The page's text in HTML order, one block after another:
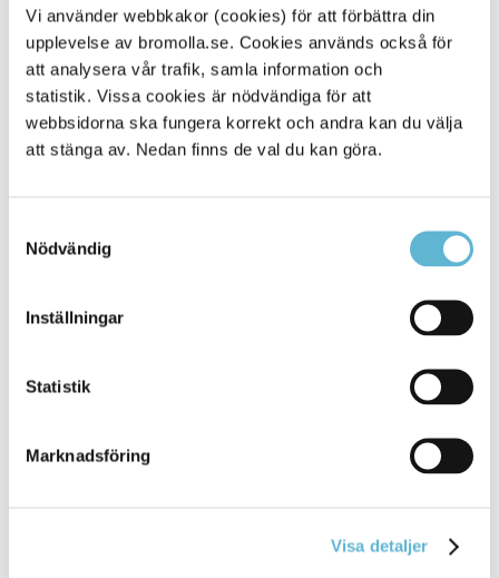
Vi använder webbkakor (cookies) för att förbättra din
upplevelse av bromolla.se. Cookies används också för
att analysera vår trafik, samla information och
statistik. Vissa cookies är nödvändiga för att
webbsidorna ska fungera korrekt och andra kan du välja
att stänga av. Nedan finns de val du kan göra.
Nödvändig
Inställningar
Statistik
Marknadsföring
Visa detaljer
901
Alla platser
Postadress